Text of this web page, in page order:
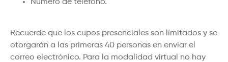
Número de teléfono.
Recuerde que los cupos presenciales son límitados y se
otorgarán a las primeras 40 personas en enviar el
correo electrónico. Para la modalidad virtual no hay